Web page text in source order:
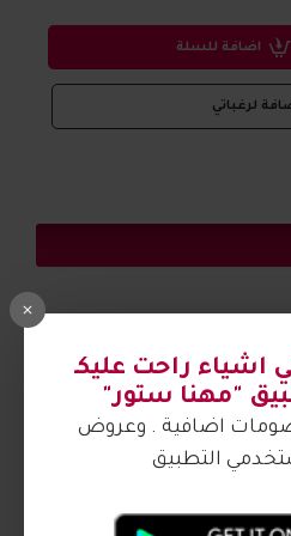
اشياء راحت عليكـ
"مهنا ستور"
اضافية . وعروض
التطبيق
اضافة للسلة
لرغباتي